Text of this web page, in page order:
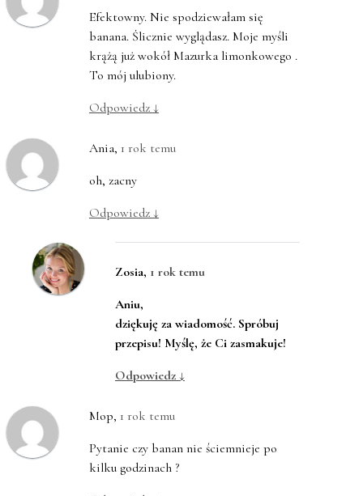
Efektowny. Nie spodziewałam się
banana. Ślicznie wyglądasz. Moje myśli
krążą już wokół Mazurka limonkowego .
To mój ulubiony.
Odpowiedz ↓
Ania, 1 rok temu
oh, zacny
Odpowiedz ↓
Zosia, 1 rok temu
Aniu,
dziękuję za wiadomość. Spróbuj
przepisu! Myślę, że Ci zasmakuje!
Odpowiedz ↓
Mop, 1 rok temu
Pytanie czy banan nie ściemnieje po
kilku godzinach ?